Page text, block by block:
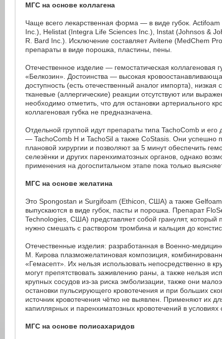
МГС на основе коллагена
Чаще всего лекарственная форма — в виде губок.
Inc.), Helistat (Integra Life Sciences Inc.), Instat (Johnsos &
R. Bard Inc.). Исключение составляет Avitene (MedChem
препараты в виде порошка, пластины, пены.
Отечественное изделие — гемостатическая коллагеновая
«Белкозин». Достоинства — высокая
доступность (есть отечественный аналог импорта), низкая
тканевые (аллергические) реакции отсутствуют или
необходимо отметить, что для остановки артериального
коллагеновая губка не предназначена.
Отдельной группой идут препараты типа TachoComb и его
— TachoComb H и TachoSil а также CoStasis. Они успешно
плановой хирургии и позволяют за 5 минут обеспечить
селезёнки и других паренхиматозных органов, однако
применения на догоспитальном этапе пока только
МГС на основе желатина
Это Spongostan и Surgifoam (Ethicon, США) а также
выпускаются в виде губок, пасты и порошка. Препарат
Technologies, США) представляет собой гранулят,
нужно смешать с раствором тромбина и кальция до
Отечественные изделия: разработанная в Военно-
М. Кирова плазможелатиновая композиция,
«Гемасепт». Их нельзя использовать непосредственно в
могут препятствовать заживлению раны, а также нельзя
крупных сосудов из-за риска эмболизации, также они
остановки пульсирующего кровотечения и при больших
источник кровотечения чётко не выявлен. Применяют их
капиллярных и паренхиматозных кровотечений в условиях
МГС на основе полисахаридов